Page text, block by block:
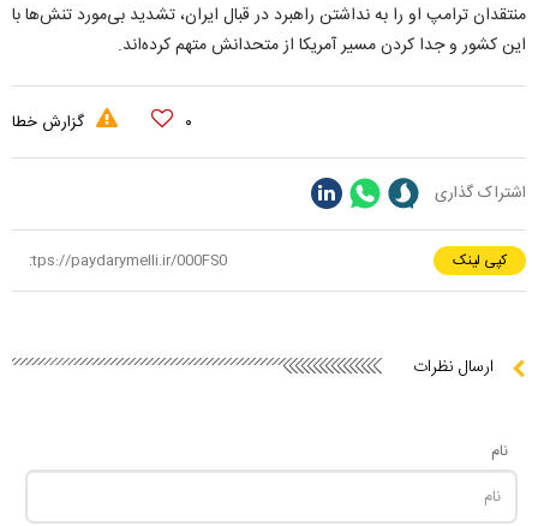
منتقدان ترامپ او را به نداشتن راهبرد در قبال ایران، تشدید بی‌مورد تنش‌ها با
این کشور و جدا کردن مسیر آمریکا از متحدانش متهم کرده‌اند.
۰ گزارش خطا
اشتراک گذاری
کپی لینک
ارسال نظرات
نام